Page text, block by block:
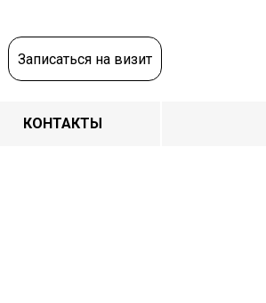
Записаться на визит
КОНТАКТЫ